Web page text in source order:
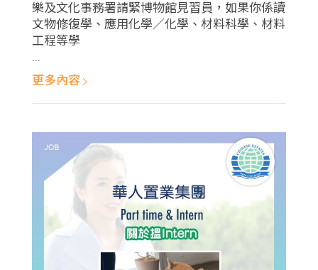
樂及文化事務署請緊博物館見習員，如果你係讀
文物修復學、應用化學／化學、材料科學、材料
工程等學
...
更多內容